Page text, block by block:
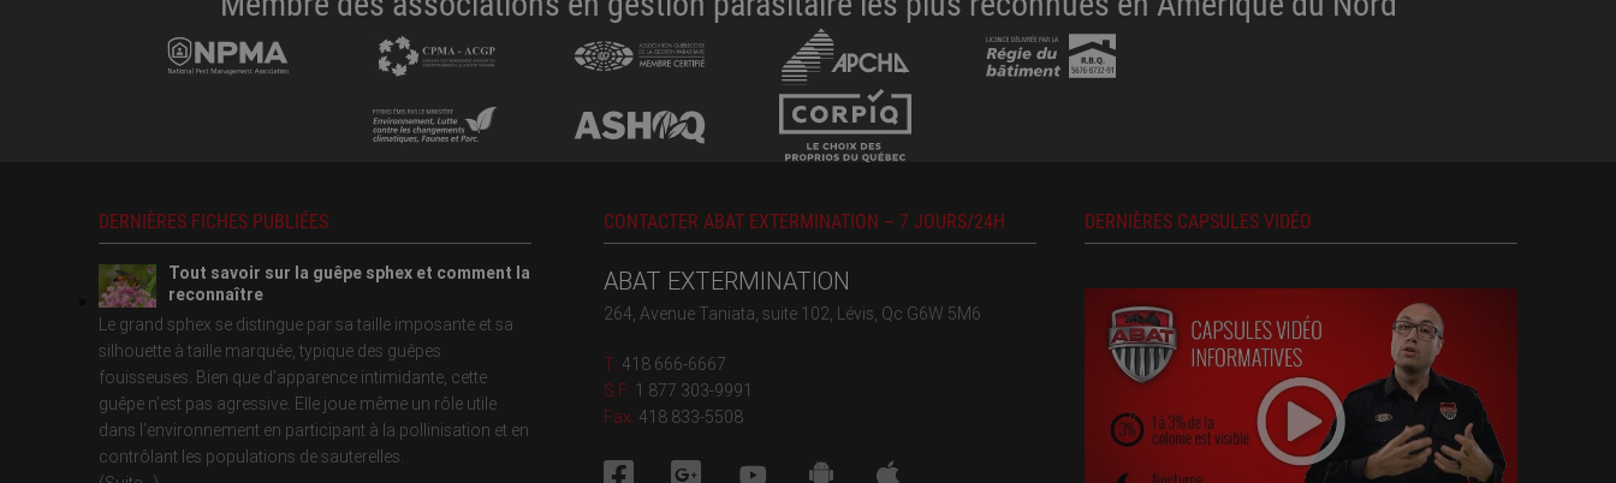
DERNIÈRES FICHES PUBLIÉES
Tout savoir sur la guêpe sphex et comment la
reconnaître
Le grand sphex se distingue par sa taille imposante et sa
silhouette à taille marquée, typique des guêpes
fouisseuses. Bien que d’apparence intimidante, cette
guêpe n’est pas agressive. Elle joue même un rôle utile
dans l’environnement en participant à la pollinisation et en
contrôlant les populations de sauterelles.
CONTACTER ABAT EXTERMINATION – 7 JOURS/24H
ABAT EXTERMINATION
264, Avenue Taniata, suite 102, Lévis, Qc G6W 5M6
T: 418 666-6667
S.F: 1 877 303-9991
Fax: 418 833-5508
DERNIÈRES CAPSULES VIDÉO